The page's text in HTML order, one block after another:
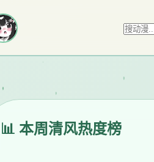
📊 本周清风热度榜